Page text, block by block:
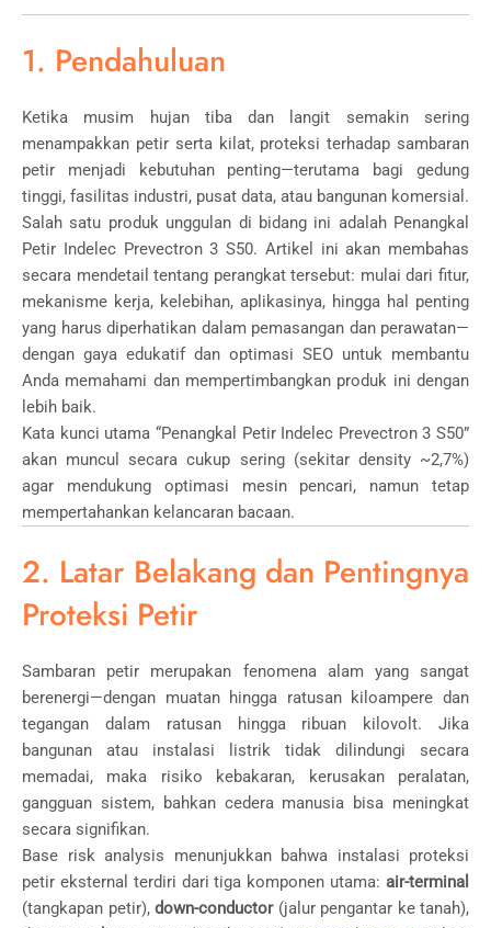
1. Pendahuluan
Ketika musim hujan tiba dan langit semakin sering
menampakkan petir serta kilat, proteksi terhadap sambaran
petir menjadi kebutuhan penting—terutama bagi gedung
tinggi, fasilitas industri, pusat data, atau bangunan komersial.
Salah satu produk unggulan di bidang ini adalah Penangkal
Petir Indelec Prevectron 3 S50. Artikel ini akan membahas
secara mendetail tentang perangkat tersebut: mulai dari fitur,
mekanisme kerja, kelebihan, aplikasinya, hingga hal penting
yang harus diperhatikan dalam pemasangan dan perawatan—
dengan gaya edukatif dan optimasi SEO untuk membantu
Anda memahami dan mempertimbangkan produk ini dengan
lebih baik.
Kata kunci utama “Penangkal Petir Indelec Prevectron 3 S50”
akan muncul secara cukup sering (sekitar density ~2,7%)
agar mendukung optimasi mesin pencari, namun tetap
mempertahankan kelancaran bacaan.
2. Latar Belakang dan Pentingnya
Proteksi Petir
Sambaran petir merupakan fenomena alam yang sangat
berenergi—dengan muatan hingga ratusan kiloampere dan
tegangan dalam ratusan hingga ribuan kilovolt. Jika
bangunan atau instalasi listrik tidak dilindungi secara
memadai, maka risiko kebakaran, kerusakan peralatan,
gangguan sistem, bahkan cedera manusia bisa meningkat
secara signifikan.
Base risk analysis menunjukkan bahwa instalasi proteksi
petir eksternal terdiri dari tiga komponen utama: air-terminal
(tangkapan petir), down-conductor(jalur pengantar ke tanah),